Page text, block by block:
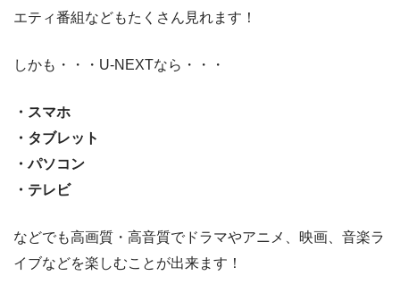
エティ番組などもたくさん見れます！
しかも・・・U-NEXTなら・・・
・スマホ
・タブレット
・パソコン
・テレビ
などでも高画質・高音質でドラマやアニメ、映画、音楽ラ
イブなどを楽しむことが出来ます！